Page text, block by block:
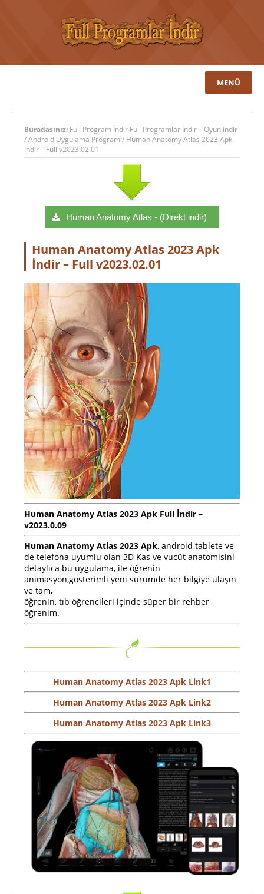
MENÜ
Buradasınız: Full Program İndir Full Programlar İndir – Oyun indir
/Android Uygulama Program / Human Anatomy Atlas 2023 Apk
İndir – Full v2023.02.01
Human Anatomy Atlas - (Direkt indir)
Human Anatomy Atlas 2023 Apk
İndir – Full v2023.02.01
Human Anatomy Atlas 2023 Apk Full İndir –
v2023.0.09
Human Anatomy Atlas 2023 Apk, android tablete ve
de telefona uyumlu olan 3D Kas ve vucüt anatomisini
detaylıca bu uygulama, ile öğrenin
animasyon,gösterimli yeni sürümde her bilgiye ulaşın
ve tam,
öğrenin, tıb öğrencileri içinde süper bir rehber
öğrenim.
Human Anatomy Atlas 2023 Apk Link1
Human Anatomy Atlas 2023 Apk Link2
Human Anatomy Atlas 2023 Apk Link3